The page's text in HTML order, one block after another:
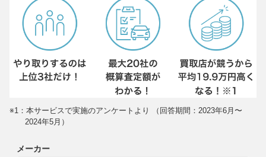
※1：本サービスで実施のアンケートより （回答期間：2023年6月〜
2024年5月）
メーカー